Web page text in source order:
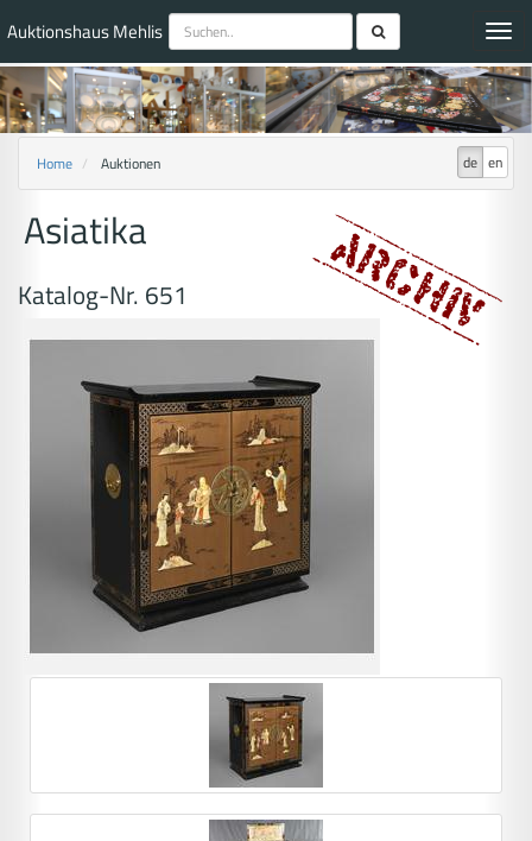
Auktionshaus Mehlis
de en
Home Auktionen
Asiatika
Katalog-Nr. 651